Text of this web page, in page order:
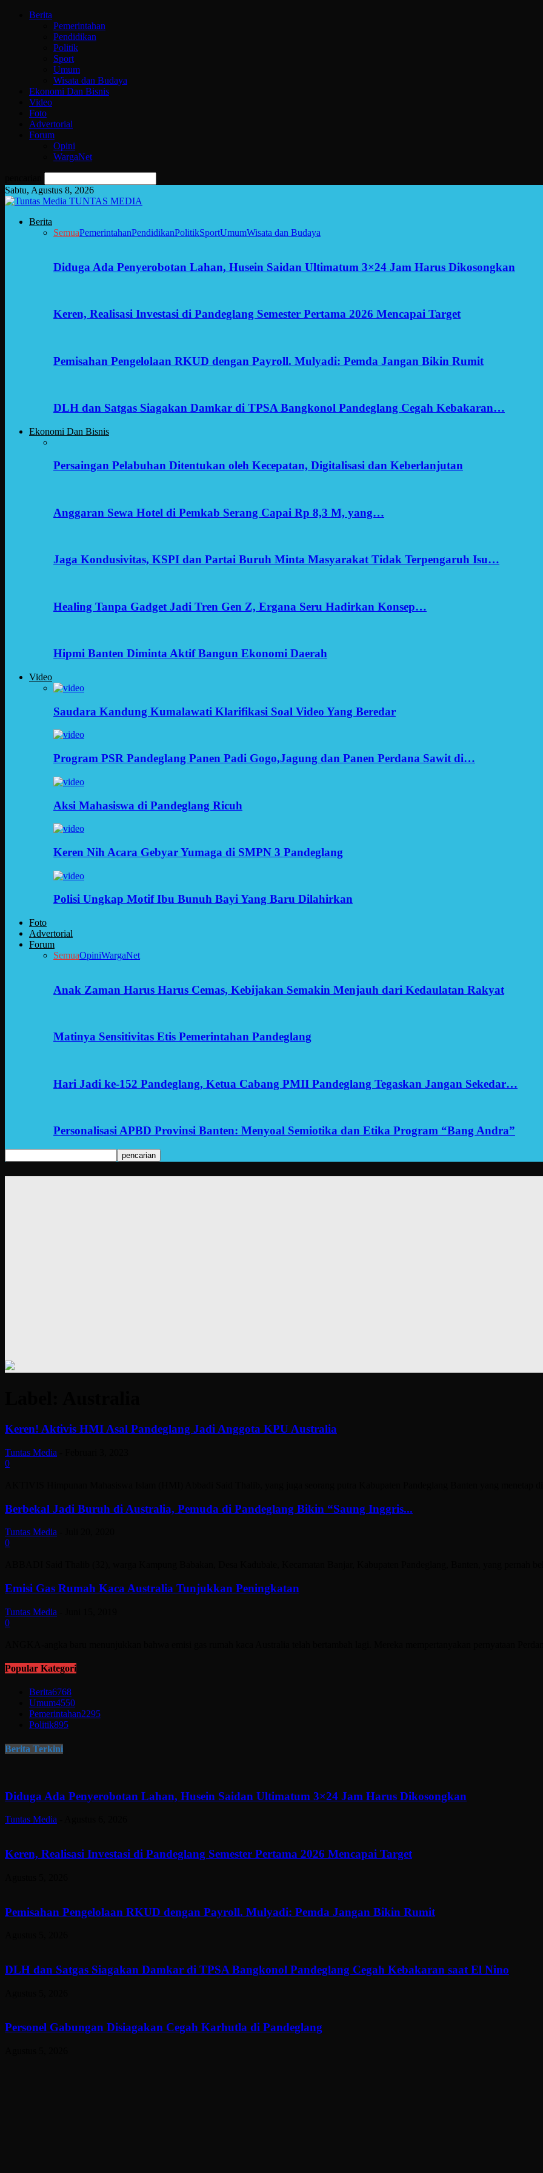
Berita
Pemerintahan
Pendidikan
Politik
Sport
Umum
Wisata dan Budaya
Ekonomi Dan Bisnis
Video
Foto
Advertorial
Forum
Opini
WargaNet
Sabtu, Agustus 8, 2026
TUNTAS MEDIA
Berita
SemuaPemerintahanPendidikanPolitikSportUmumWisata dan Budaya
Diduga Ada Penyerobotan Lahan, Husein Saidan Ultimatum 3×24 Jam Harus Dikosongkan
Keren, Realisasi Investasi di Pandeglang Semester Pertama 2026 Mencapai Target
Pemisahan Pengelolaan RKUD dengan Payroll. Mulyadi: Pemda Jangan Bikin Rumit
DLH dan Satgas Siagakan Damkar di TPSA Bangkonol Pandeglang Cegah Kebakaran…
Ekonomi Dan Bisnis
Persaingan Pelabuhan Ditentukan oleh Kecepatan, Digitalisasi dan Keberlanjutan
Anggaran Sewa Hotel di Pemkab Serang Capai Rp 8,3 M, yang…
Jaga Kondusivitas, KSPI dan Partai Buruh Minta Masyarakat Tidak Terpengaruh Isu…
Healing Tanpa Gadget Jadi Tren Gen Z, Ergana Seru Hadirkan Konsep…
Hipmi Banten Diminta Aktif Bangun Ekonomi Daerah
Video
Saudara Kandung Kumalawati Klarifikasi Soal Video Yang Beredar
Program PSR Pandeglang Panen Padi Gogo,Jagung dan Panen Perdana Sawit di…
Aksi Mahasiswa di Pandeglang Ricuh
Keren Nih Acara Gebyar Yumaga di SMPN 3 Pandeglang
Polisi Ungkap Motif Ibu Bunuh Bayi Yang Baru Dilahirkan
Foto
Advertorial
Forum
SemuaOpiniWargaNet
Anak Zaman Harus Harus Cemas, Kebijakan Semakin Menjauh dari Kedaulatan Rakyat
Matinya Sensitivitas Etis Pemerintahan Pandeglang
Hari Jadi ke-152 Pandeglang, Ketua Cabang PMII Pandeglang Tegaskan Jangan Sekedar…
Personalisasi APBD Provinsi Banten: Menyoal Semiotika dan Etika Program “Bang Andra”
Keren! Aktivis HMI Asal Pandeglang Jadi Anggota KPU Australia
Tuntas Media
0
Berbekal Jadi Buruh di Australia, Pemuda di Pandeglang Bikin “Saung Inggris...
Tuntas Media
0
Emisi Gas Rumah Kaca Australia Tunjukkan Peningkatan
Tuntas Media
0
Popular Kategori
Berita6768
Umum4550
Pemerintahan2295
Politik895
Berita Terkini
Diduga Ada Penyerobotan Lahan, Husein Saidan Ultimatum 3×24 Jam Harus Dikosongkan
Tuntas Media
Keren, Realisasi Investasi di Pandeglang Semester Pertama 2026 Mencapai Target
Pemisahan Pengelolaan RKUD dengan Payroll. Mulyadi: Pemda Jangan Bikin Rumit
DLH dan Satgas Siagakan Damkar di TPSA Bangkonol Pandeglang Cegah Kebakaran saat El Nino
Personel Gabungan Disiagakan Cegah Karhutla di Pandeglang